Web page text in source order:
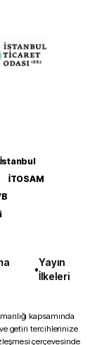
İTOSAM
•
Yayın
İlkeleri
kapsamında
getiri tercihlerinize
çerçevesinde